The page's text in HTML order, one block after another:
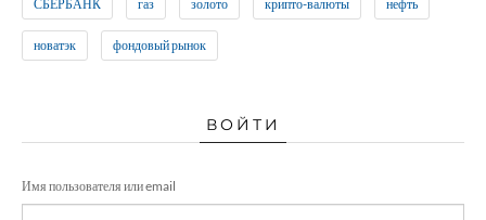
СБЕРБАНК газ золото крипто-валюты нефть
новатэк фондовый рынок
ВОЙТИ
Имя пользователя или email